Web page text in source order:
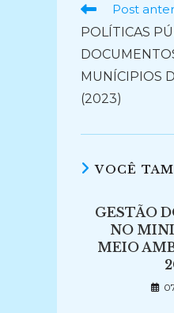
Ler
artigos
Post
POLÍTICAS
MUNÍCIPIOS
(2023)
VOCÊ
GESTÃO
NO
MEIO